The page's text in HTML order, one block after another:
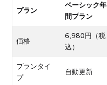
プラン
ベーシック年
間プラン
価格
6,980円（税
込）
プランタイ
プ
自動更新